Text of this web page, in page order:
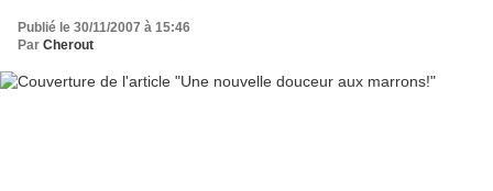
Publié le 30/11/2007 à 15:46
Par Cherout